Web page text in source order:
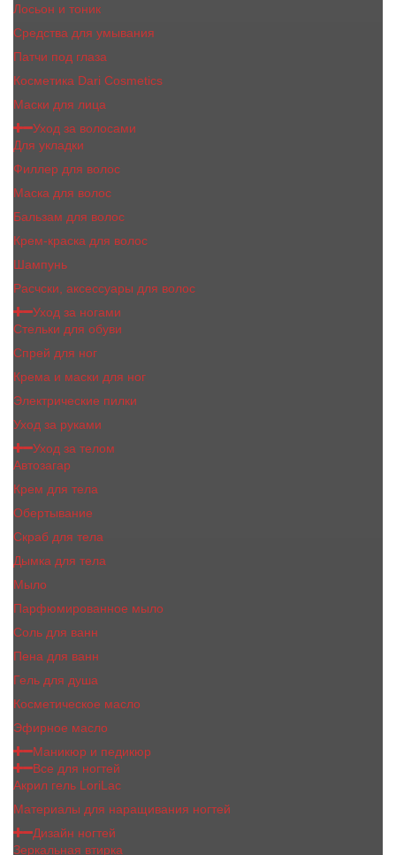
Лосьон и тоник
Средства для умывания
Патчи под глаза
Косметика Dari Cosmetics
Маски для лица
Уход за волосами
Для укладки
Филлер для волос
Маска для волос
Бальзам для волос
Крем-краска для волос
Шампунь
Расчски, аксессуары для волос
Уход за ногами
Стельки для обуви
Спрей для ног
Крема и маски для ног
Электрические пилки
Уход за руками
Уход за телом
Автозагар
Крем для тела
Обертывание
Скраб для тела
Дымка для тела
Мыло
Парфюмированное мыло
Соль для ванн
Пена для ванн
Гель для душа
Косметическое масло
Эфирное масло
Маникюр и педикюр
Все для ногтей
Акрил гель LoriLac
Материалы для наращивания ногтей
Дизайн ногтей
Зеркальная втирка